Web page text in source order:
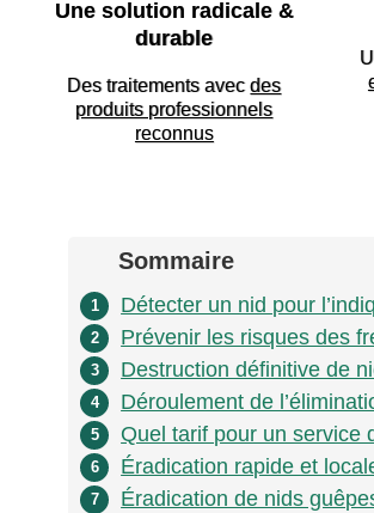
Une solution radicale &
durable
Des traitements avecdes
produits professionnels
reconnus
Sommaire
1 Détecter un nid pour
2 Prévenir les risques des
3 Destruction définitive de
4 Déroulement de
5 Quel tarif pour un service
6 Éradication rapide et
7 Éradication de nids